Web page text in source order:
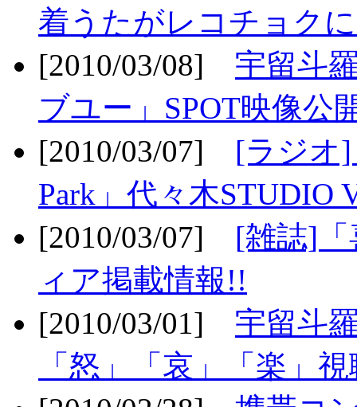
着うたがレコチョク
[2010/03/08] 宇留斗
ブユー」SPOT映像公
[2010/03/07] [ラジオ]
Park」代々木STUDIO
[2010/03/07] [雑誌]「
ィア掲載情報!!
[2010/03/01] 宇留斗
「怒」「哀」「楽」